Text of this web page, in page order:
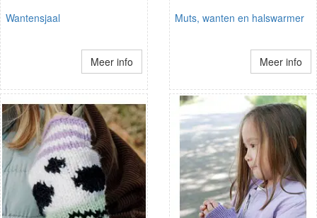
Wantensjaal
Meer info
Muts, wanten en halswarmer
Meer info